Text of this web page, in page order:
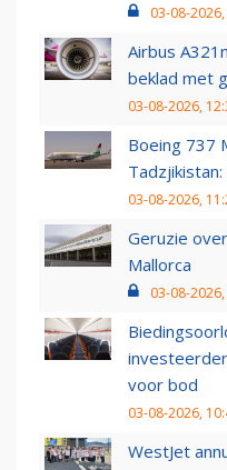
03-08-2026,
Airbus
beklad met
03-08-2026,
Boeing 737
03-08-2026,
Geruzie
Mallorca
03-08-
voor bod
03-08-2026,
WestJet